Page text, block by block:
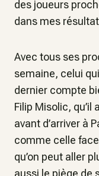
des joueurs
dans mes
Avec tous ses
semaine, celui
dernier compte
Filip Misolic,
avant d’arriver à
comme celle
qu’on peut aller
aussi le piège de